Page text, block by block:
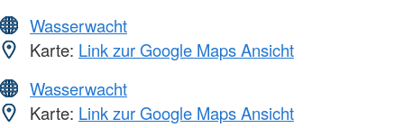
Wasserwacht
Karte: Link zur Google Maps Ansicht
Wasserwacht
Karte: Link zur Google Maps Ansicht